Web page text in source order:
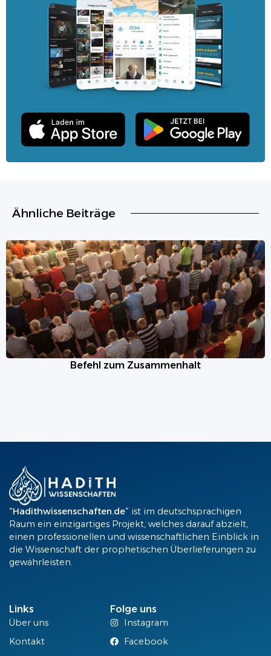
Ähnliche Beiträge
Befehl zum Zusammenhalt
“Hadithwissenschaften.de” ist im deutschsprachigen
Raum ein einzigartiges Projekt, welches darauf abzielt,
einen professionellen und wissenschaftlichen Einblick in
die Wissenschaft der prophetischen Überlieferungen zu
gewährleisten.
Links
Über uns
Kontakt
Folge uns
Instagram
Facebook